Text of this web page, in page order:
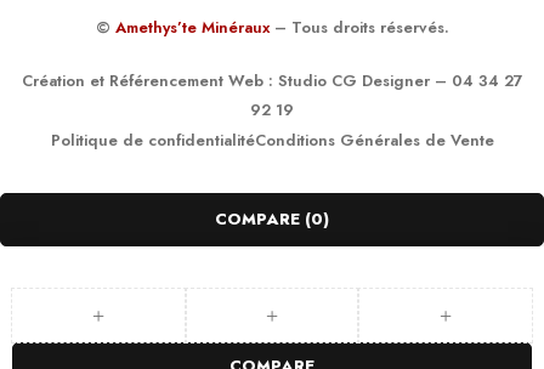
© Amethys’te Minéraux – Tous droits réservés.
Création et Référencement Web : Studio CG Designer– 04 34 27
92 19
Politique de confidentialitéConditions Générales de Vente
COMPARE (0)